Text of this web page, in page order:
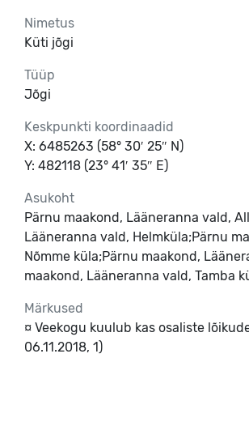
Nimetus
Küti jõgi
Tüüp
Jõgi
Keskpunkti koordinaadid
X: 6485263 (58° 30′ 25″ N)
Y: 482118 (23° 41′ 35″ E)
Asukoht
Pärnu maakond, Lääneranna vald,
Lääneranna vald, Helmküla;Pärnu
Nõmme küla;Pärnu maakond,
maakond, Lääneranna vald, Tamba
Märkused
¤ Veekogu kuulub kas osaliste
06.11.2018, 1)